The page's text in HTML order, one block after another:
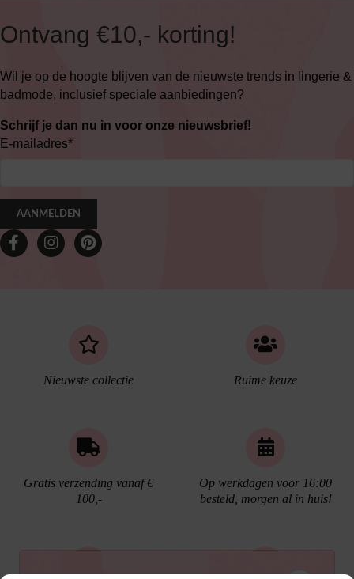
Ontvang €10,- korting!
Wil je op de hoogte blijven van de nieuwste trends in lingerie &
badmode, inclusief speciale aanbiedingen?
Schrijf je dan nu in voor onze nieuwsbrief!
E-mailadres*
AANMELDEN
Nieuwste collectie Ruime keuze
Gratis verzending vanaf €
100,-
Op werkdagen voor 16:00
besteld, morgen al in huis!